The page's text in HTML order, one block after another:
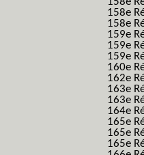
158e
158e
159e
159e
159e
160e
162e
163e
163e
164e
165e
165e
165e